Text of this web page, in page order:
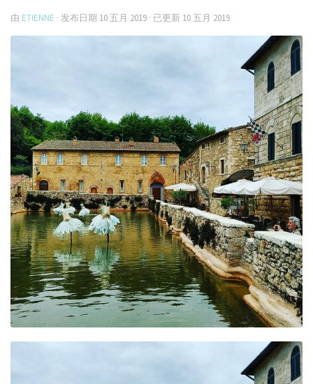
由 ETIENNE · 发布日期 10 五月 2019 · 已更新 10 五月 2019